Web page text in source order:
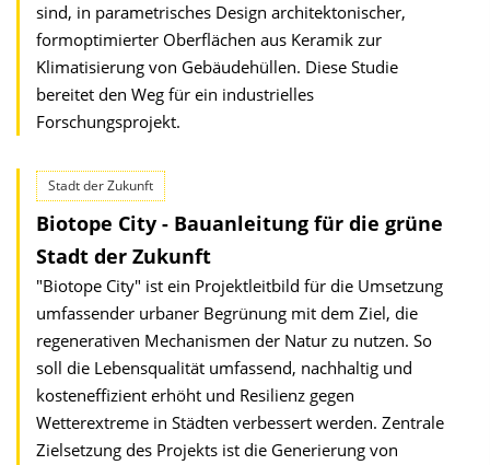
sind, in parametrisches Design architektonischer,
formoptimierter Oberflächen aus Keramik zur
Klimatisierung von Gebäudehüllen. Diese Studie
bereitet den Weg für ein industrielles
Forschungsprojekt.
Stadt der Zukunft
Biotope City - Bauanleitung für die grüne
Stadt der Zukunft
"Biotope City" ist ein Projektleitbild für die Umsetzung
umfassender urbaner Begrünung mit dem Ziel, die
regenerativen Mechanismen der Natur zu nutzen. So
soll die Lebensqualität umfassend, nachhaltig und
kosteneffizient erhöht und Resilienz gegen
Wetterextreme in Städten verbessert werden. Zentrale
Zielsetzung des Projekts ist die Generierung von